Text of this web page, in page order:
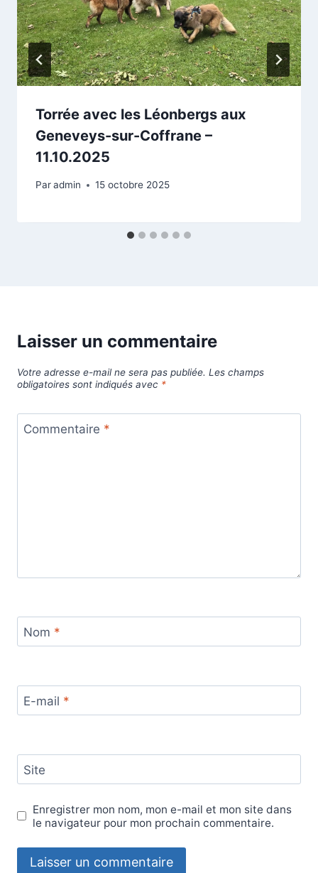
Torrée avec les Léonbergs aux
Geneveys-sur-Coffrane –
11.10.2025
Par admin 15 octobre 2025
Laisser un commentaire
Votre adresse e-mail ne sera pas publiée. Les champs
obligatoires sont indiqués avec *
Commentaire *
Nom *
E-mail *
Site
Enregistrer mon nom, mon e-mail et mon site dans
le navigateur pour mon prochain commentaire.